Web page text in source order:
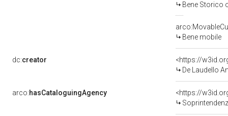
Bene Storico
Bene mobile
dc:creator
<https://
De Laudello
arco:hasCataloguingAgency
<https://